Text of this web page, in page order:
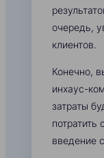
очередь,
клиентов.
Конечно,
инхаус-
затраты
потратить
введение